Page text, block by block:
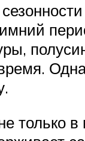
только